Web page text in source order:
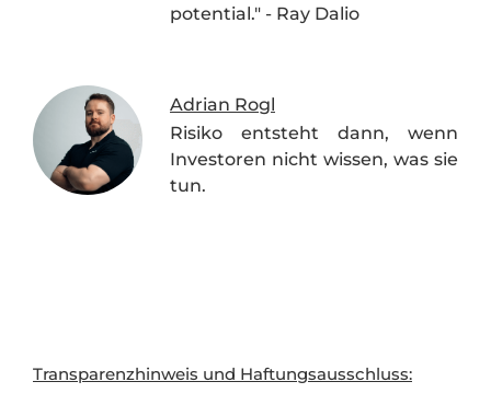
potential." - Ray Dalio
Adrian Rogl
Risiko entsteht dann, wenn
Investoren nicht wissen, was sie
tun.
Transparenzhinweis und Haftungsausschluss: